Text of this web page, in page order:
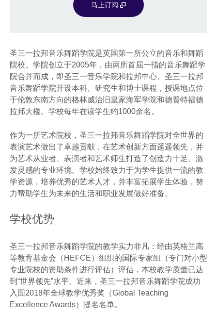
马上订阅
圣三一拉邦音乐舞蹈学院是英国第一所公立的音乐和舞蹈
院校。学院创立于2005年，由两所首屈一指的音乐舞蹈学
院合并而成，即圣三一音乐学院和拉邦中心。圣三一拉邦
音乐舞蹈学院开设本科、研究生和博士课程，授课地点位
于伦敦东南方向的格林威治旧皇家海军学院和德普特福德
拉邦大楼。学校每年在读学生约1000余名。
作为一所艺术院校，圣三一拉邦音乐舞蹈学院对全世界的
表演艺术做出了卓越贡献，在艺术创新方面遥遥领先，并
为艺术从业者、表演者和艺术师生打造了创造力十足、激
发灵感的专业环境。学校始终致力于为学生提供一流的教
学资源，培养优秀的艺术人才，并丰富拓展学生体验，努
力帮助学生为未来的生活和职业发展做好准备。
学校优势
圣三一拉邦音乐舞蹈学院的教学实力非凡：经由英格兰高
等教育基金会（HEFCE）组织的国际专家组（专门对小型
专业院校的资助条件进行评估）评估，本校教学质量已达
到“世界领先”水平。近来，圣三一拉邦音乐舞蹈学院成功
入围2018年全球教学优秀奖（Global Teaching
Excellence Awards）提名名单。